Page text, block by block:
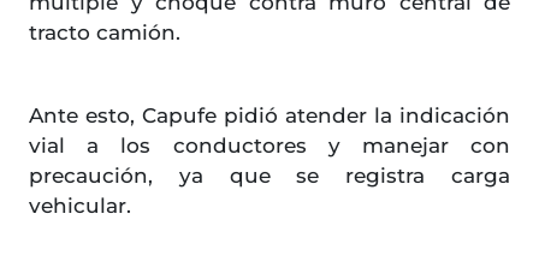
tracto camión.
Ante esto, Capufe pidió atender la indicación
vial a los conductores y manejar con
precaución, ya que se registra carga
vehicular.